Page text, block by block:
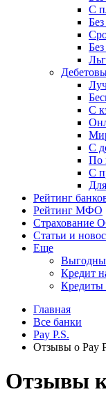
С
С
С
По
С
Рейтинг
Рейтинг МФО
Страхование
Статьи и
Еще
Кредит
Кредиты
Главная
Все банки
Pay P.S.
Отзывы о Pay
Отзывы